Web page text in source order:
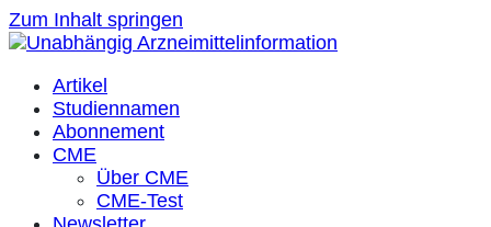
Zum Inhalt springen
Artikel
Studiennamen
Abonnement
CME
Über CME
CME-Test